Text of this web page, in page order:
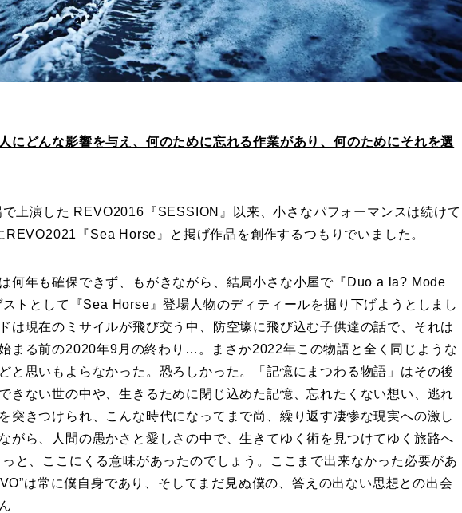
にどんな影響を与え、何のために忘れる作業があり、何のためにそれを選
上演した REVO2016『SESSION』以来、小さなパフォーマンスは続けて
REVO2021『Sea Horse』と掲げ作品を創作するつもりでいました。
何年も確保できず、もがきながら、結局小さな小屋で『Duo a la? Mode
トとして『Sea Horse』登場人物のディティールを掘り下げようとしまし
は現在のミサイルが飛び交う中、防空壕に飛び込む子供達の話で、それは
まる前の2020年9月の終わり…。まさか2022年この物語と全く同じような
と思いもよらなかった。恐ろしかった。「記憶にまつわる物語」はその後
きない世の中や、生きるために閉じ込めた記憶、忘れたくない想い、逃れ
突きつけられ、こんな時代になってまで尚、繰り返す凄惨な現実への激し
がら、人間の愚かさと愛しさの中で、生きてゆく術を見つけてゆく旅路へ
と、ここにくる意味があったのでしょう。ここまで出来なかった必要があ
は常に僕自身であり、そしてまだ見ぬ僕の、答えの出ない思想との出会